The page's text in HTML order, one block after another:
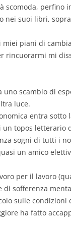
scomoda, perfino
nei suoi libri,
miei piani di
rincuorarmi mi
uno scambio di
luce.
entra
topos letterario
sogni di tutti i
un amico
per il lavoro
di sofferenza
sulle condizioni
ha fatto